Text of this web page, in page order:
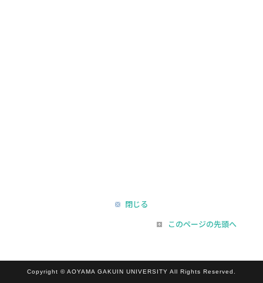
閉じる
このページの先頭へ
Copyright © AOYAMA GAKUIN UNIVERSITY All Rights Reserved.